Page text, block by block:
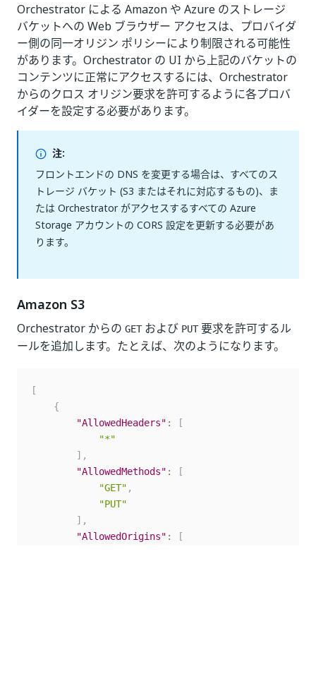
Orchestrator による Amazon や Azure のストレージ
バケットへの Web ブラウザー アクセスは、プロバイダ
ー側の同一オリジン ポリシーにより制限される可能性
があります。Orchestrator の UI から上記のバケットの
コンテンツに正常にアクセスするには、Orchestrator
からのクロス オリジン要求を許可するように各プロバ
イダーを設定する必要があります。
注:
フロントエンドの DNS を変更する場合は、すべてのス
トレージ バケット (S3 またはそれに対応するもの)、ま
たは Orchestrator がアクセスするすべての Azure
Storage アカウントの CORS 設定を更新する必要があ
ります。
Amazon S3
Orchestrator からの GETおよび PUT要求を許可するル
ールを追加します。たとえば、次のようになります。
[
{
"AllowedHeaders" :
[
"*"
] ,
"AllowedMethods" :
[
"GET" ,
"PUT"
] ,
"AllowedOrigins" :
[